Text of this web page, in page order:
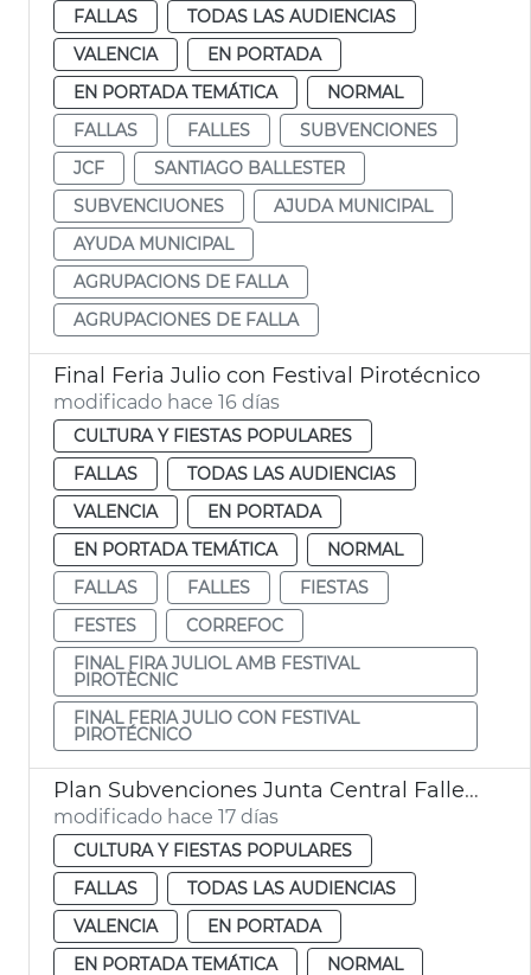
FALLAS
TODAS LAS AUDIENCIAS
VALENCIA
EN PORTADA
EN PORTADA TEMÁTICA
NORMAL
FALLAS
FALLES
SUBVENCIONES
JCF
SANTIAGO BALLESTER
SUBVENCIUONES
AJUDA MUNICIPAL
AYUDA MUNICIPAL
AGRUPACIONS DE FALLA
AGRUPACIONES DE FALLA
Final Feria Julio con Festival Pirotécnico
modificado hace 16 días
CULTURA Y FIESTAS POPULARES
FALLAS
TODAS LAS AUDIENCIAS
VALENCIA
EN PORTADA
EN PORTADA TEMÁTICA
NORMAL
FALLAS
FALLES
FIESTAS
FESTES
CORREFOC
FINAL FIRA JULIOL AMB FESTIVAL
PIROTÈCNIC
FINAL FERIA JULIO CON FESTIVAL
PIROTÉCNICO
Plan Subvenciones Junta Central Fallera València
modificado hace 17 días
CULTURA Y FIESTAS POPULARES
FALLAS
TODAS LAS AUDIENCIAS
VALENCIA
EN PORTADA
EN PORTADA TEMÁTICA
NORMAL